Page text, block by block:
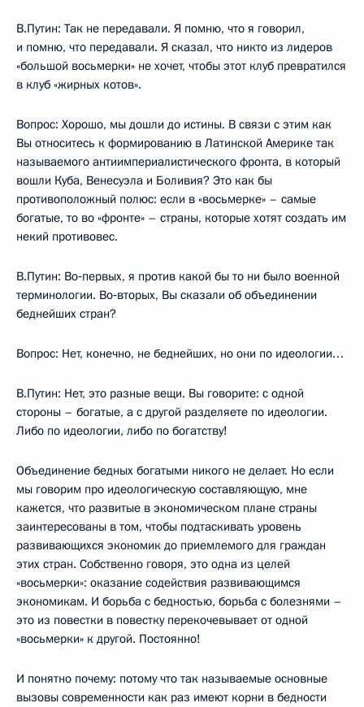
В.Путин: Так не передавали. Я помню, что я говорил,
и помню, что передавали. Я сказал, что никто из лидеров
«большой восьмерки» не хочет, чтобы этот клуб превратился
в клуб «жирных котов».
Вопрос: Хорошо, мы дошли до истины. В связи с этим как
Вы относитесь к формированию в Латинской Америке так
называемого антиимпериалистического фронта, в который
вошли Куба, Венесуэла и Боливия? Это как бы
противоположный полюс: если в «восьмерке» – самые
богатые, то во «фронте» – страны, которые хотят создать им
некий противовес.
В.Путин: Во‑первых, я против какой бы то ни было военной
терминологии. Во‑вторых, Вы сказали об объединении
беднейших стран?
Вопрос: Нет, конечно, не беднейших, но они по идеологии…
В.Путин: Нет, это разные вещи. Вы говорите: с одной
стороны – богатые, а с другой разделяете по идеологии.
Либо по идеологии, либо по богатству!
Объединение бедных богатыми никого не делает. Но если
мы говорим про идеологическую составляющую, мне
кажется, что развитые в экономическом плане страны
заинтересованы в том, чтобы подтаскивать уровень
развивающихся экономик до приемлемого для граждан
этих стран. Собственно говоря, это одна из целей
«восьмерки»: оказание содействия развивающимся
экономикам. И борьба с бедностью, борьба с болезнями –
это из повестки в повестку перекочевывает от одной
«восьмерки» к другой. Постоянно!
И понятно почему: потому что так называемые основные
вызовы современности как раз имеют корни в бедности